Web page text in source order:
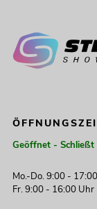
Geöffnet - Schließt
Mo.-Do. 9:00 -
Fr. 9:00 - 16:00 Uhr